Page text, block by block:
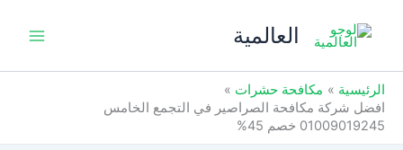
العالمية
الرئيسية
مكافحة حشرات
افضل شركة مكافحة الصراصير في التجمع الخامس
01009019245 خصم 45%